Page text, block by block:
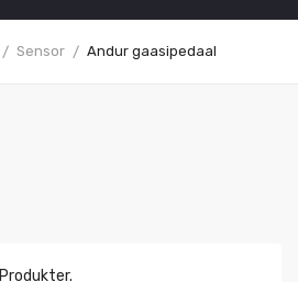
Sensor Andur gaasipedaal